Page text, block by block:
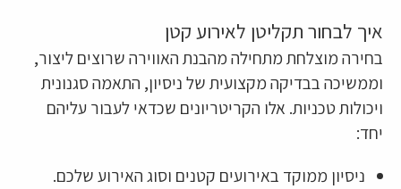
איך לבחור תקליטן לאירוע קטן
בחירה מוצלחת מתחילה מהבנת האווירה שרוצים ליצור,
וממשיכה בבדיקה מקצועית של ניסיון, התאמה סגנונית
ויכולות טכניות. אלו הקריטריונים שכדאי לעבור עליהם
יחד:
ניסיון ממוקד באירועים קטנים וסוג האירוע שלכם.